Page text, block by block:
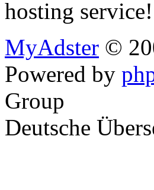
hosting service!
MyAdster ©
Powered by
Group
Deutsche